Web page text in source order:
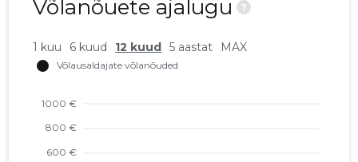
Võlanõuete ajalugu ?
1 kuu 6 kuud 12 kuud 5 aastat MAX